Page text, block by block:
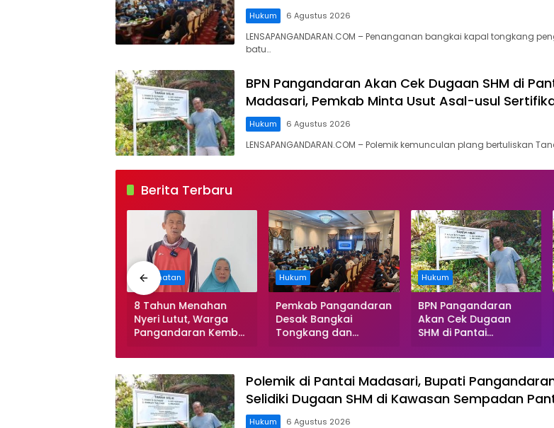
Hukum 6 Agustus 2026
LENSAPANGANDARAN.COM – Penanganan bangkai kapal tongkang
batu…
BPN Pangandaran Akan Cek Dugaan SHM di
Madasari, Pemkab Minta Usut Asal-usul
Hukum 6 Agustus 2026
LENSAPANGANDARAN.COM – ‎Polemik kemunculan plang bertuliskan
lensapangandaran
Berita Terbaru
Kesehatan
8 Tahun Menahan
Nyeri Lutut, Warga
Pangandaran Kembali
Operasi Gratis
Ditanggung BPJS
Hukum
Pemkab Pangandaran
Desak Bangkai
Tongkang dan
Segera Diangkat,
Soroti Buruknya
Koordinasi
Perusahaan
Hukum
BPN Pangandaran
Akan Cek Dugaan
SHM di Pantai
Minta Usut Asal-usul
Sertifikat
Polemik di Pantai Madasari, Bupati
Selidiki Dugaan SHM di Kawasan Sempadan
Hukum 6 Agustus 2026